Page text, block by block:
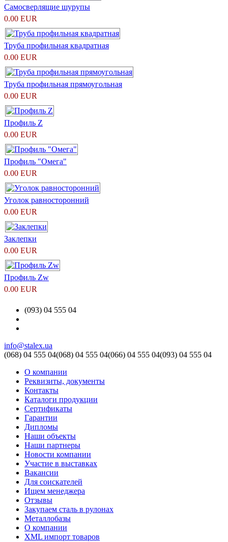
Самосверлящие шурупы
0.00 EUR
Труба профильная квадратная
0.00 EUR
Труба профильная прямоугольная
0.00 EUR
Профиль Z
0.00 EUR
Профиль "Омега"
0.00 EUR
Уголок равносторонний
0.00 EUR
Заклепки
0.00 EUR
Профиль Zw
0.00 EUR
(093) 04 555 04
info@stalex.ua
(068) 04 555 04(068) 04 555 04(066) 04 555 04(093) 04 555 04
О компании
Реквизиты, документы
Контакты
Каталоги продукции
Сертификаты
Гарантии
Дипломы
Наши объекты
Наши партнеры
Новости компании
Участие в выставках
Вакансии
Для соискателей
Ищем менеджера
Отзывы
Закупаем сталь в рулонах
Металлобазы
О компании
XML импорт товаров